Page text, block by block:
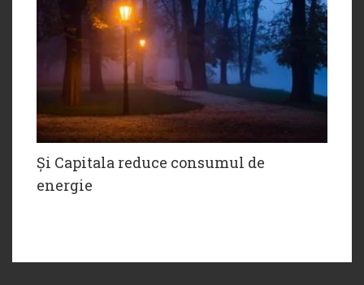
Și Capitala reduce consumul de
energie